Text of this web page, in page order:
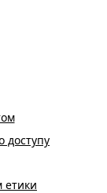
доступу
етики